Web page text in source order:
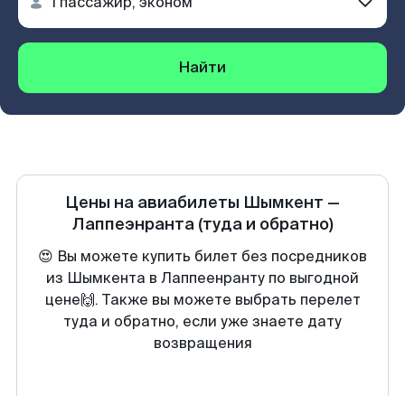
Найти
Цены на авиабилеты Шымкент —
Лаппеэнранта (туда и обратно)
😍 Вы можете купить билет без посредников
из Шымкента в Лаппеенранту по выгодной
цене🙌. Также вы можете выбрать перелет
туда и обратно, если уже знаете дату
возвращения